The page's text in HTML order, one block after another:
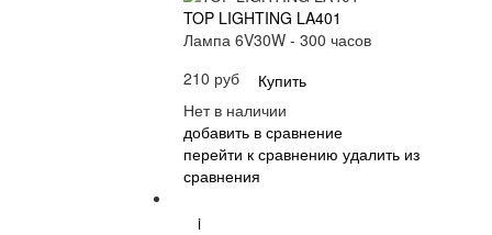
TOP LIGHTING LA401
Лампа 6V30W - 300 часов
210 руб
Купить
Нет в наличии
добавить в сравнение
перейти к сравнению удалить из
сравнения
i